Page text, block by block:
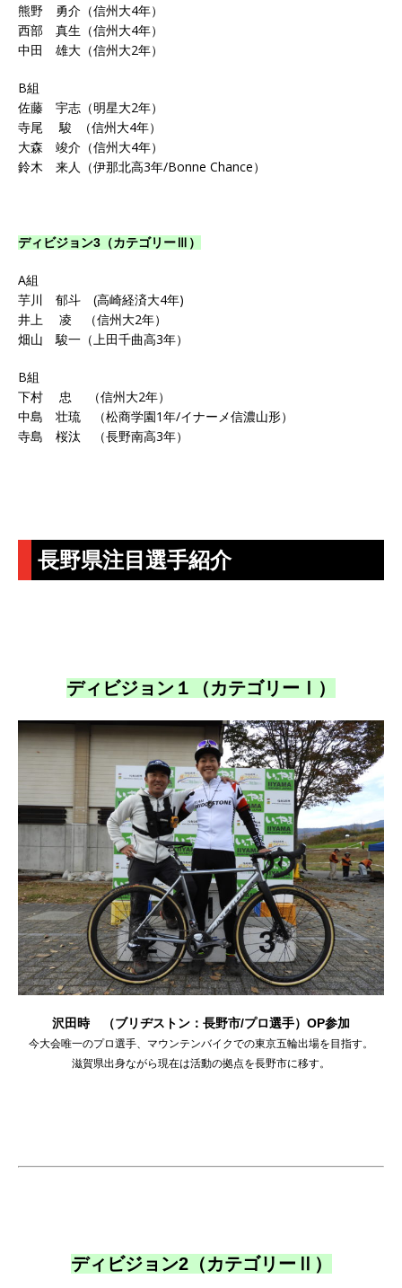
熊野 勇介（信州大4年）
西部 真生（信州大4年）
中田 雄大（信州大2年）
B組
佐藤 宇志（明星大2年）
寺尾 駿 （信州大4年）
大森 竣介（信州大4年）
鈴木 来人（伊那北高3年/Bonne Chance）
ディビジョン3（カテゴリーⅢ）
A組
芋川 郁斗 (高崎経済大4年)
井上 凌 （信州大2年）
畑山 駿一（上田千曲高3年）
B組
下村 忠 （信州大2年）
中島 壮琉 （松商学園1年/イナーメ信濃山形）
寺島 桜汰 （長野南高3年）
長野県注目選手紹介
ディビジョン１（カテゴリーⅠ）
沢田時 （ブリヂストン：長野市/プロ選手）OP参加
今大会唯一のプロ選手、マウンテンバイクでの東京五輪出場を目指す。
滋賀県出身ながら現在は活動の拠点を長野市に移す。
ディビジョン2（カテゴリーⅡ）